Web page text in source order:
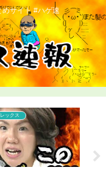
サイト #ハゲ速
ックス